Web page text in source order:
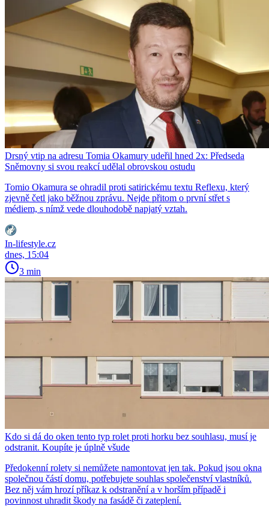
Drsný vtip na adresu Tomia Okamury udeřil hned 2x: Předseda
Sněmovny si svou reakcí udělal obrovskou ostudu
Tomio Okamura se ohradil proti satirickému textu Reflexu, který
zjevně četl jako běžnou zprávu. Nejde přitom o první střet s
médiem, s nímž vede dlouhodobě napjatý vztah.
In-lifestyle.cz
dnes, 15:04
3 min
Kdo si dá do oken tento typ rolet proti horku bez souhlasu, musí je
odstranit. Koupíte je úplně všude
Předokenní rolety si nemůžete namontovat jen tak. Pokud jsou okna
společnou částí domu, potřebujete souhlas společenství vlastníků.
Bez něj vám hrozí příkaz k odstranění a v horším případě i
povinnost uhradit škody na fasádě či zateplení.